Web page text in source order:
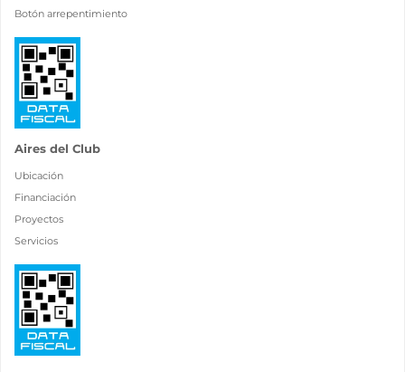
Botón arrepentimiento
Aires del Club
Ubicación
Financiación
Proyectos
Servicios